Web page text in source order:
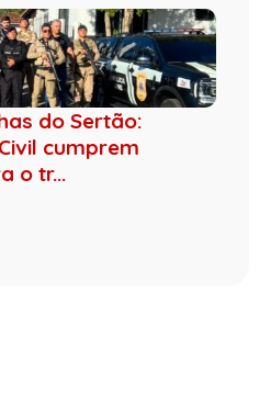
do Sertão:
cumprem
o tr...